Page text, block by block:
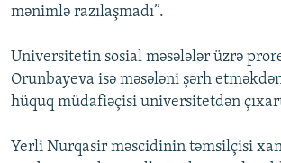
mənimlə razılaşmadı”.
Universitetin sosial məsələlər üzrə
Orunbayeva isə məsələni şərh
hüquq müdafiəçisi universitetdən
Yerli Nurqasir məscidinin təmsilçisi